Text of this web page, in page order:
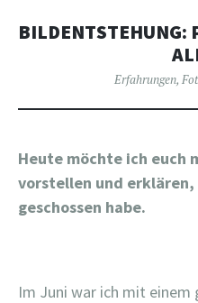
BILDENTSTEHUNG:
Erfahrungen,
Heute möchte ich euch
vorstellen und erklären,
geschossen habe.
Im Juni war ich mit einem